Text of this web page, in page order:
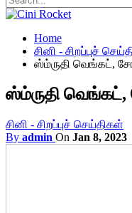
Home
சினி - சிறப்புச்
ஸ்ம்ருதி வெங்கட்,
ஸ்ம்ருதி வெங்கட்,
சினி - சிறப்புச் செய்திகள்
By admin On Jan 8, 2023